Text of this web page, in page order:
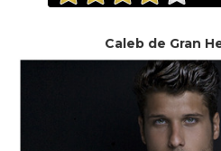
Caleb de Gran